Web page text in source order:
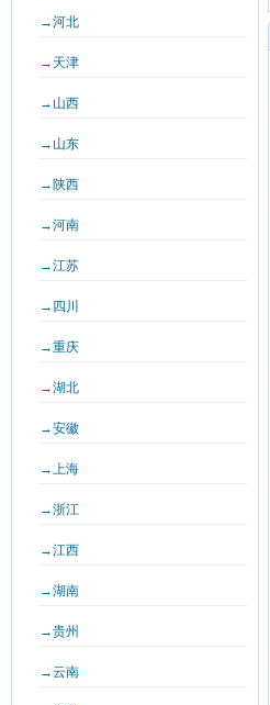
→河北
→天津
→山西
→山东
→陕西
→河南
→江苏
→四川
→重庆
→湖北
→安徽
→上海
→浙江
→江西
→湖南
→贵州
→云南